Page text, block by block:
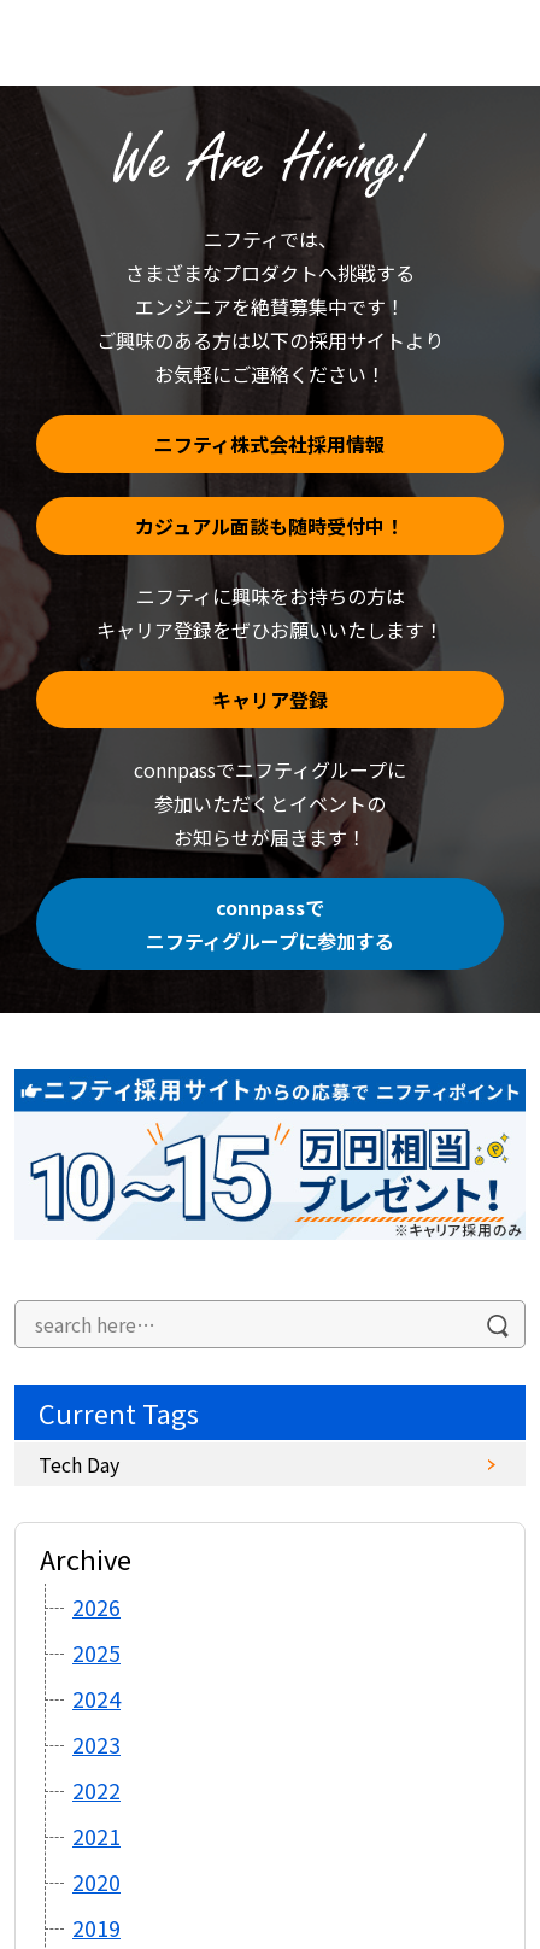
リ
し
い
ウ
ィ
開
き
す)
有
(新
い
ウ
ィ
ン
ま
す)
ニフティでは、
さまざまなプロダクトへ挑戦する
エンジニアを絶賛募集中です！
ご興味のある方は以下の採用サイトより
お気軽にご連絡ください！
ニフティ株式会社採用情報
カジュアル面談も随時受付中！
ニフティに興味をお持ちの方は
キャリア登録をぜひお願いいたします！
キャリア登録
connpassでニフティグループに
参加いただくとイベントの
お知らせが届きます！
connpassで
ニフティグループに参加する
Current Tags
Tech Day
Archive
2026
2025
2024
2023
2022
2021
2020
2019